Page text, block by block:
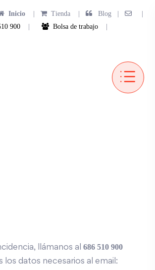
Inicio Tienda Blog |
900
Bolsa de trabajo
llámanos al 686 510 900
los datos necesarios al email: